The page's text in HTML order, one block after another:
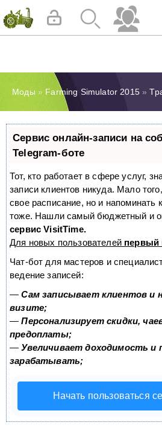
Моды » Farming Simulator 2015»
Сервис онлайн-записи на
Telegram-боте
Тот, кто работает в сфере услуг,
записи клиентов никуда. Мало
свое расписание, но и напоминать
тоже. Нашли самый бюджетный и
сервис VisitTime.
Для новых пользователей первый
Чат-бот для мастеров и
ведение записей:
—Сам записывает клиентов и
визите;
—Персонализирует скидки,
предоплаты;
—Увеличивает доходимость и
зарабатывать;
Начать пользоваться